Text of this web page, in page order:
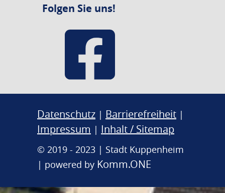
Folgen Sie uns!
Datenschutz | Barrierefreiheit |
Impressum | Inhalt / Sitemap
© 2019 - 2023 | Stadt Kuppenheim
| powered by Komm.ONE